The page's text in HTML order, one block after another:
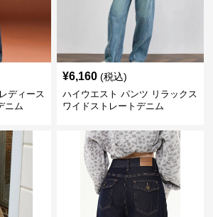
ディース
ニム
¥6,160 (税込)
ハイウエスト パンツ リラックス
ワイドストレートデニム